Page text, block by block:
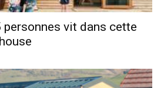
vit dans cette